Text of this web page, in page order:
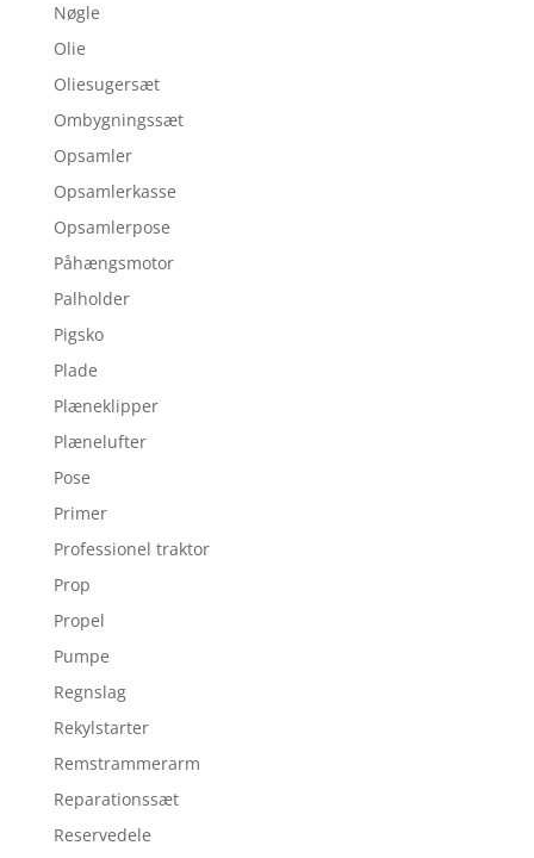
Nøgle
Olie
Oliesugersæt
Ombygningssæt
Opsamler
Opsamlerkasse
Opsamlerpose
Påhængsmotor
Palholder
Pigsko
Plade
Plæneklipper
Plænelufter
Pose
Primer
Professionel traktor
Prop
Propel
Pumpe
Regnslag
Rekylstarter
Remstrammerarm
Reparationssæt
Reservedele